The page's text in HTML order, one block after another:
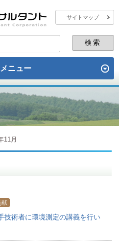
サイトマップ
メニュー
11月
献
技術者に環境測定の講義を行い